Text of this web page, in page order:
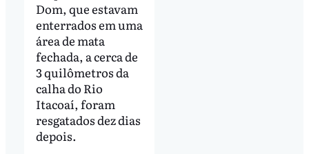
Dom, que estavam
enterrados em uma
área de mata
fechada, a cerca de
3 quilômetros da
calha do Rio
Itacoaí, foram
resgatados dez dias
depois.